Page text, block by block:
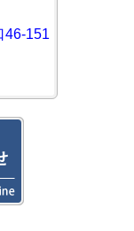
46-151